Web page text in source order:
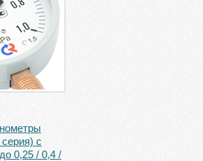
с
0,25 / 0,4 /